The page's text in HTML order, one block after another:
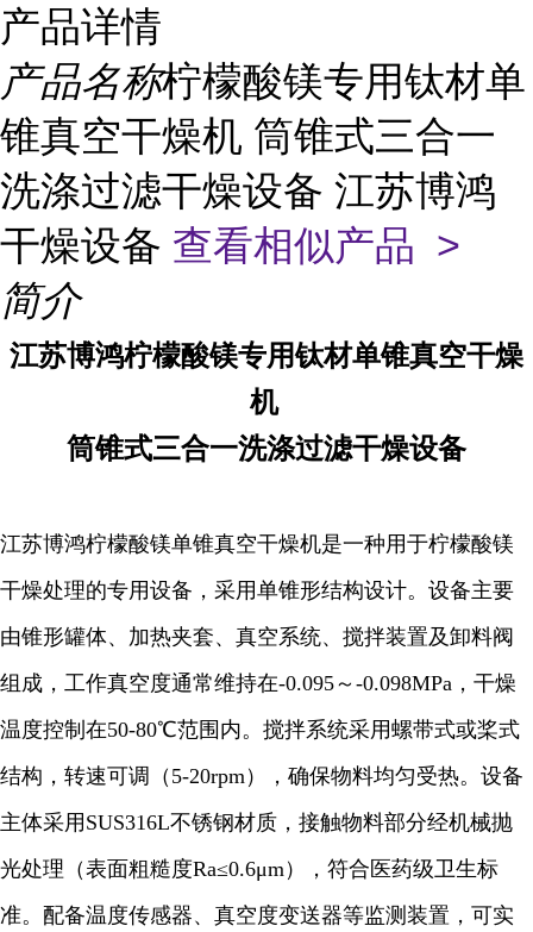
产品详情
产品名称柠檬酸镁专用钛材单
锥真空干燥机 筒锥式三合一
洗涤过滤干燥设备 江苏博鸿
干燥设备 查看相似产品 >
简介
江苏博鸿柠檬酸镁专用钛材单锥真空干燥
机
筒锥式三合一洗涤过滤干燥设备
江苏博鸿柠檬酸镁单锥真空干燥机是一种用于柠檬酸镁
干燥处理的专用设备，采用单锥形结构设计。设备主要
由锥形罐体、加热夹套、真空系统、搅拌装置及卸料阀
组成，工作真空度通常维持在-0.095～-0.098MPa，干燥
温度控制在50-80℃范围内。搅拌系统采用螺带式或桨式
结构，转速可调（5-20rpm），确保物料均匀受热。设备
主体采用SUS316L不锈钢材质，接触物料部分经机械抛
光处理（表面粗糙度Ra≤0.6μm），符合医药级卫生标
准。配备温度传感器、真空度变送器等监测装置，可实